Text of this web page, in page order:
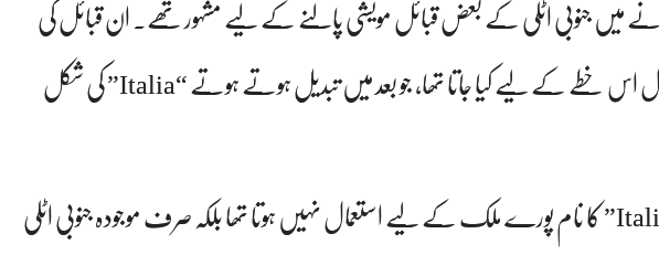
میں جنوبی اٹلی کے بعض قبائل مویشی پالنے کے لیے مشہور تھے۔ ان قبائل کی
زبان میں “Víteliú” کا استعمال اس خطے کے لیے کیا جاتا تھا، جو بعد میں تبدیل ہوتے ہوتے “Italia” کی شکل
ماہرین کے مطابق ابتدا میں “Italia” کا نام پورے ملک کے لیے استعمال نہیں ہوتا تھا بلکہ صرف موجودہ جنوبی اٹلی